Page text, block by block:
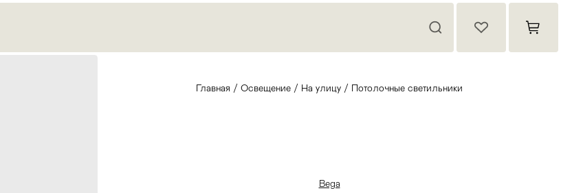
Главная / Освещение / На улицу / Потолочные светильники
Bega